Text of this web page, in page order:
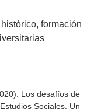
formación
Los desafíos de
Sociales. Un